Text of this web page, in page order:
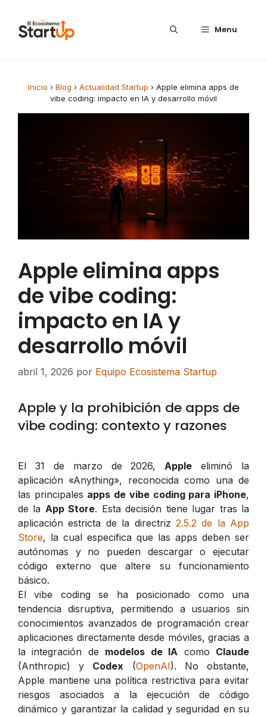
Menu
Inicio › Blog › Actualidad Startup › Apple elimina apps de
vibe coding: impacto en IA y desarrollo móvil
Apple elimina apps
de vibe coding:
impacto en IA y
desarrollo móvil
abril 1, 2026 por Equipo Ecosistema Startup
Apple y la prohibición de apps de
vibe coding: contexto y razones
El 31 de marzo de 2026, Apple eliminó la
aplicación «Anything», reconocida como una de
las principales apps de vibe coding para iPhone,
de la App Store. Esta decisión tiene lugar tras la
aplicación estricta de la directriz 2.5.2 de la App
Store, la cual especifica que las apps deben ser
autónomas y no pueden descargar o ejecutar
código externo que altere su funcionamiento
básico.
El vibe coding se ha posicionado como una
tendencia disruptiva, permitiendo a usuarios sin
conocimientos avanzados de programación crear
aplicaciones directamente desde móviles, gracias a
la integración de modelos de IA como Claude
(Anthropic) y Codex (OpenAI). No obstante,
Apple mantiene una política restrictiva para evitar
riesgos asociados a la ejecución de código
dinámico y garantizar la calidad y seguridad en su